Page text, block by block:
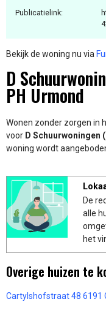
Publicatielink:
Bekijk de woning nu via
D
PH Urmond
Wonen zonder zorgen in
voor D Schuurwoningen
woning wordt
De
alle
het
Overige huizen te
Cartylshofstraat 48 6191